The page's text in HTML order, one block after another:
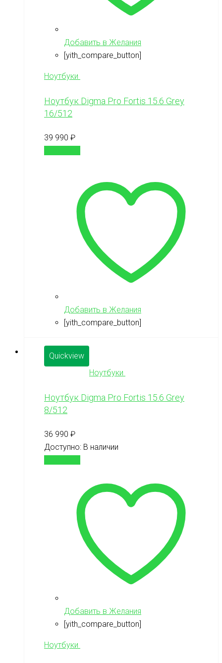
Добавить в Желания
[yith_compare_button]
Ноутбуки
Ноутбук Digma Pro Fortis 15.6 Grey
16/512
39 990 ₽
Добавить в Желания
[yith_compare_button]
Quickview
Ноутбуки
Ноутбук Digma Pro Fortis 15.6 Grey
8/512
36 990 ₽
Доступно: В наличии
Добавить в Желания
[yith_compare_button]
Ноутбуки